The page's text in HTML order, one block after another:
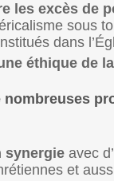
les excès de
sous
dans
éthique de
nombreuses
synergie avec
et